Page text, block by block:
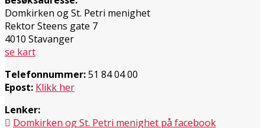
Domkirken og St. Petri menighet
Rektor Steens gate 7
4010 Stavanger
se kart
Telefonnummer:51 84 04 00
Epost: Klikk her
Lenker:
Domkirken og St. Petri menighet på facebook